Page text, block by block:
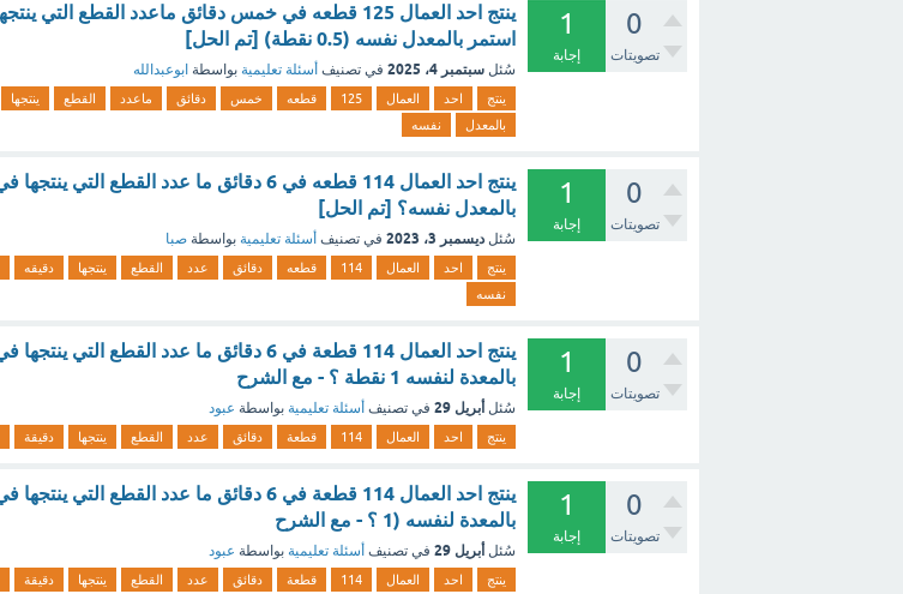
0
تصويتات
1
إجابة
استمر بالمعدل نفسه (0.5 نقطة) [تم الحل]
سُئل سبتمبر 4، 2025 في تصنيف أسئلة تعليمية بواسطة ابوعبدالله
ينتج احد العمال 125 قطعه خمس دقائق ماعدد القطع ينتجها
بالمعدل
نفسه
0
تصويتات
1
إجابة
بالمعدل نفسه؟ [تم الحل]
سُئل ديسمبر 3، 2023 في تصنيف أسئلة تعليمية بواسطة صبا
ينتج احد العمال 114 قطعه دقائق عدد القطع ينتجها دقيقه
نفسه
0
تصويتات
1
إجابة
بالمعدة لنفسه 1 نقطة ؟ - مع الشرح
سُئل أبريل 29 في تصنيف أسئلة تعليمية بواسطة عبود
ينتج احد العمال 114 قطعة دقائق عدد القطع ينتجها دقيقة
0
تصويتات
1
إجابة
بالمعدة لنفسه (1 ؟ - مع الشرح
سُئل أبريل 29 في تصنيف أسئلة تعليمية بواسطة عبود
ينتج احد العمال 114 قطعة دقائق عدد القطع ينتجها دقيقة